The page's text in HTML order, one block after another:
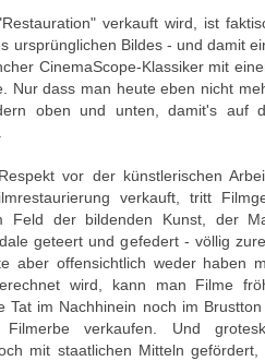
verkauft wird, ist
ursprünglichen Bildes - und damit
CinemaScope-Klassiker mit
Nur dass man heute eben nicht
oben und unten, damit's auf
vor der künstlerischen
verkauft, tritt
Feld der bildenden Kunst, der
geteert und gefedert - völlig
aber offensichtlich weder haben
wird, kann man Filme
Tat im Nachhinein noch im
verkaufen. Und
mit staatlichen Mitteln gefördert,